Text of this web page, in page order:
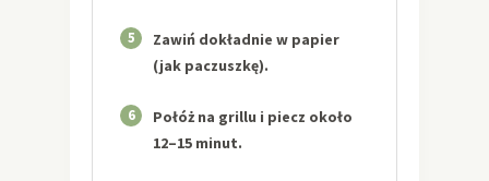
5
Zawiń dokładnie w papier
(jak paczuszkę).
6
Połóż na grillu i piecz około
12–15 minut.